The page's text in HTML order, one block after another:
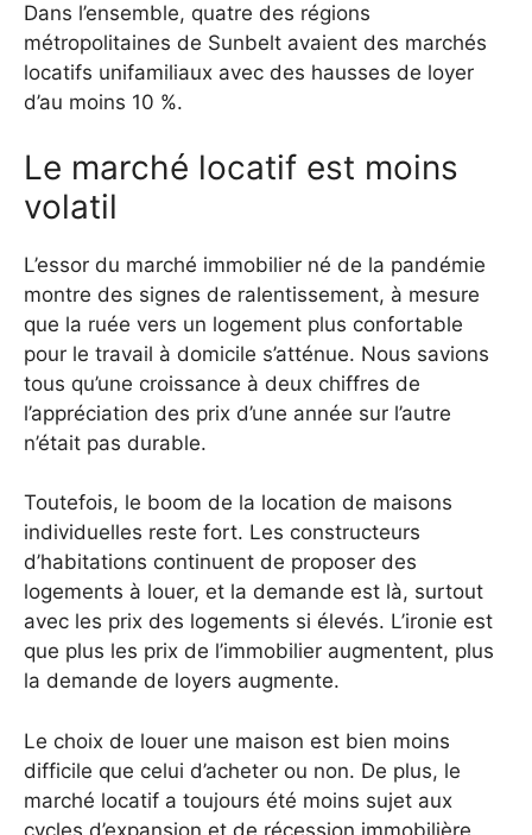
Dans l’ensemble, quatre des régions
métropolitaines de Sunbelt avaient des marchés
locatifs unifamiliaux avec des hausses de loyer
d’au moins 10 %.
Le marché locatif est moins
volatil
L’essor du marché immobilier né de la pandémie
montre des signes de ralentissement, à mesure
que la ruée vers un logement plus confortable
pour le travail à domicile s’atténue. Nous savions
tous qu’une croissance à deux chiffres de
l’appréciation des prix d’une année sur l’autre
n’était pas durable.
Toutefois, le boom de la location de maisons
individuelles reste fort. Les constructeurs
d’habitations continuent de proposer des
logements à louer, et la demande est là, surtout
avec les prix des logements si élevés. L’ironie est
que plus les prix de l’immobilier augmentent, plus
la demande de loyers augmente.
Le choix de louer une maison est bien moins
difficile que celui d’acheter ou non. De plus, le
marché locatif a toujours été moins sujet aux
cycles d’expansion et de récession immobilière.